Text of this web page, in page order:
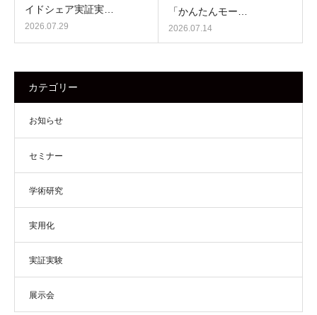
イドシェア実証実…
2026.07.29
「かんたんモー…
2026.07.14
カテゴリー
お知らせ
セミナー
学術研究
実用化
実証実験
展示会